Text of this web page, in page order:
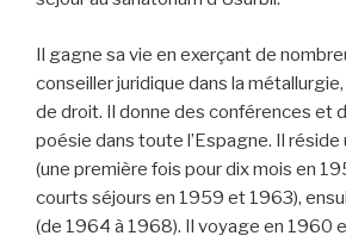
Il gagne sa vie en exerçant de
conseiller juridique dans la
de droit. Il donne des conférences et
poésie dans toute l’Espagne. Il réside
(une première fois pour dix mois en
courts séjours en 1959 et 1963),
(de 1964 à 1968). Il voyage en 1960